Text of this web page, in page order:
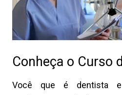
Conheça o Curso
Você que é dentista